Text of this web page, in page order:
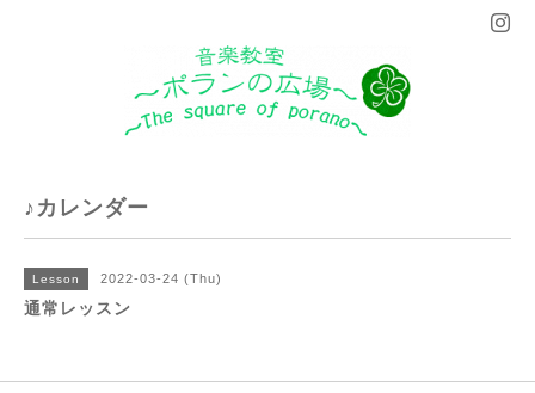
♪カレンダー
Lesson 2022-03-24 (Thu)
通常レッスン